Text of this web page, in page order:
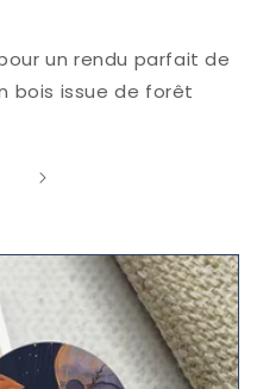
un rendu parfait de
bois issue de forêt